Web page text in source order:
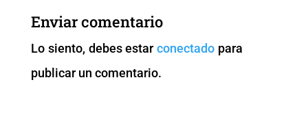
b
o
o
k
A
p
p k
er
Enviar comentario
Lo siento, debes estarconectado para
publicar un comentario.